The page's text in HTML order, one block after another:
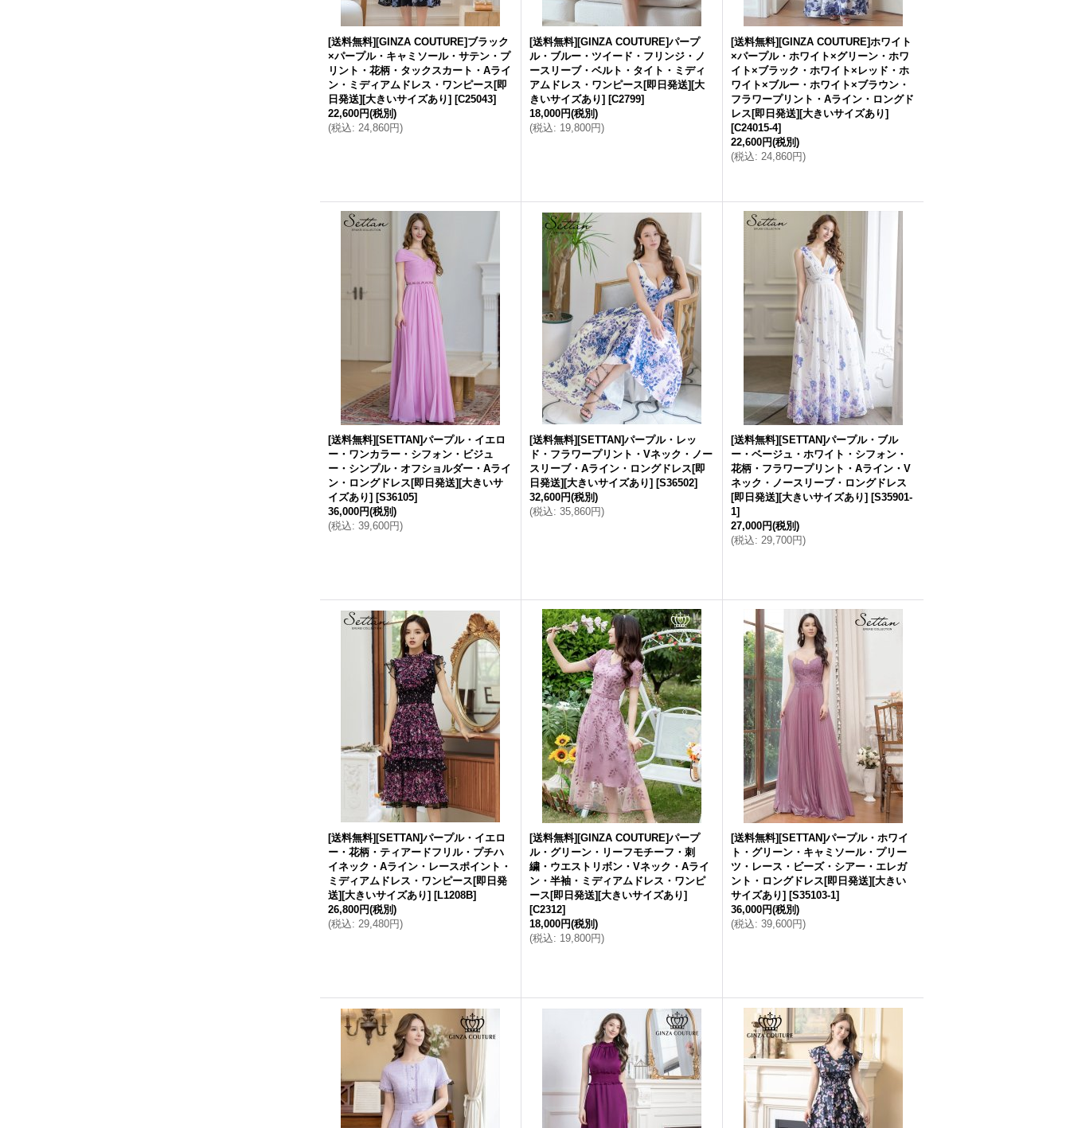
[送料無料][GINZA COUTURE]ブラック
×パープル・キャミソール・サテン・プ
リント・花柄・タックスカート・Aライ
ン・ミディアムドレス・ワンピース[即
日発送][大きいサイズあり] [C25043]
22,600円(税別)
(税込: 24,860円)
[送料無料][GINZA COUTURE]パープ
ル・ブルー・ツイード・フリンジ・ノ
ースリーブ・ベルト・タイト・ミディ
アムドレス・ワンピース[即日発送][大
きいサイズあり] [C2799]
18,000円(税別)
(税込: 19,800円)
[送料無料][GINZA COUTURE]ホワイト
×パープル・ホワイト×グリーン・ホワ
イト×ブラック・ホワイト×レッド・ホ
ワイト×ブルー・ホワイト×ブラウン・
フラワープリント・Aライン・ロングド
レス[即日発送][大きいサイズあり]
[C24015-4]
22,600円(税別)
(税込: 24,860円)
[送料無料][SETTAN]パープル・イエロ
ー・ワンカラー・シフォン・ビジュ
ー・シンプル・オフショルダー・Aライ
ン・ロングドレス[即日発送][大きいサ
イズあり] [S36105]
36,000円(税別)
(税込: 39,600円)
[送料無料][SETTAN]パープル・レッ
ド・フラワープリント・Vネック・ノー
スリーブ・Aライン・ロングドレス[即
日発送][大きいサイズあり] [S36502]
32,600円(税別)
(税込: 35,860円)
[送料無料][SETTAN]パープル・ブル
ー・ベージュ・ホワイト・シフォン・
花柄・フラワープリント・Aライン・V
ネック・ノースリーブ・ロングドレス
[即日発送][大きいサイズあり] [S35901-
1]
27,000円(税別)
(税込: 29,700円)
[送料無料][SETTAN]パープル・イエロ
ー・花柄・ティアードフリル・プチハ
イネック・Aライン・レースポイント・
ミディアムドレス・ワンピース[即日発
送][大きいサイズあり] [L1208B]
26,800円(税別)
(税込: 29,480円)
[送料無料][GINZA COUTURE]パープ
ル・グリーン・リーフモチーフ・刺
繍・ウエストリボン・Vネック・Aライ
ン・半袖・ミディアムドレス・ワンピ
ース[即日発送][大きいサイズあり]
[C2312]
18,000円(税別)
(税込: 19,800円)
[送料無料][SETTAN]パープル・ホワイ
ト・グリーン・キャミソール・プリー
ツ・レース・ビーズ・シアー・エレガ
ント・ロングドレス[即日発送][大きい
サイズあり] [S35103-1]
36,000円(税別)
(税込: 39,600円)